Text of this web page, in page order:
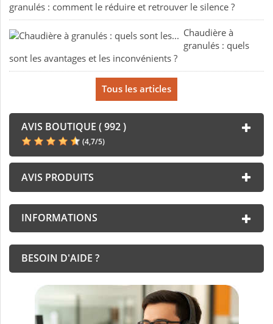
granulés : comment le réduire et retrouver le silence ?
Chaudière à
granulés : quels
sont les avantages et les inconvénients ?
Tous les articles
AVIS BOUTIQUE ( 992 )
(4,7/5)
AVIS PRODUITS
INFORMATIONS
BESOIN D'AIDE ?